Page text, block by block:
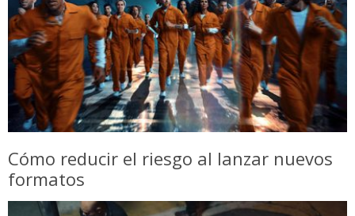
Cómo reducir el riesgo al lanzar nuevos
formatos